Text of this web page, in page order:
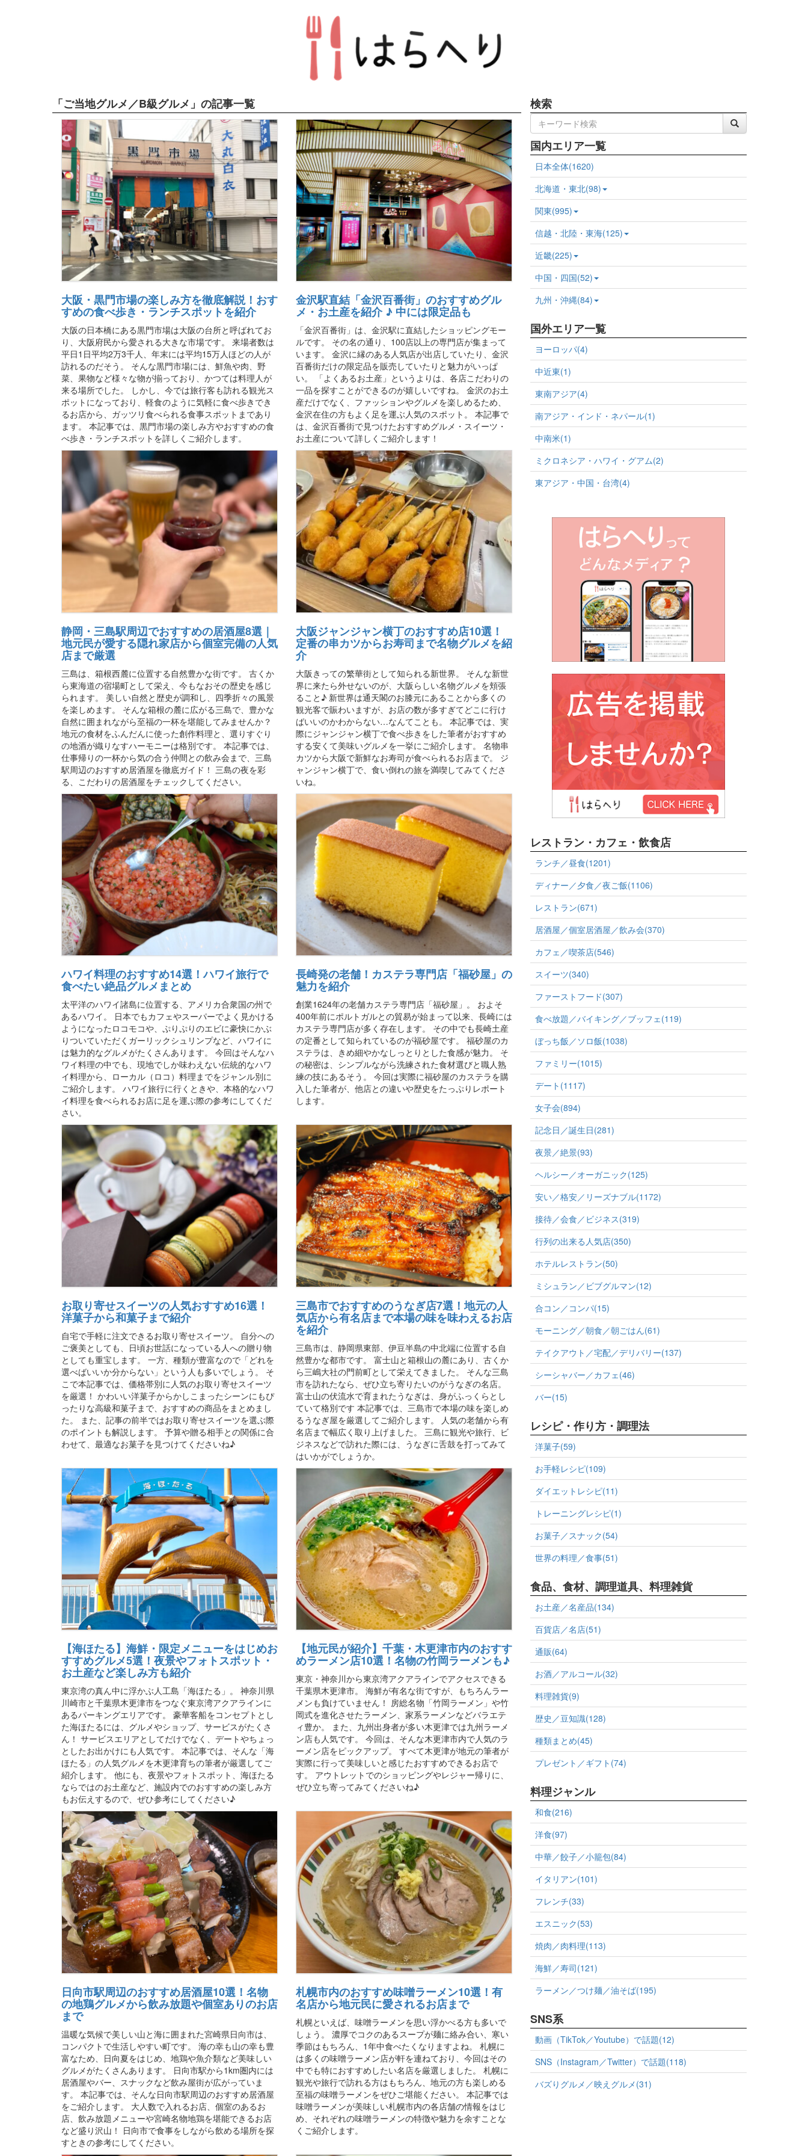
「ご当地グルメ／B級グルメ」の記事一覧
大阪・黒門市場の楽しみ方を徹底解説！おす
すめの食べ歩き・ランチスポットを紹介
大阪の日本橋にある黒門市場は大阪の台所と呼ばれてお
り、大阪府民から愛される大きな市場です。 来場者数は
平日1日平均2万3千人、年末には平均15万人ほどの人が
訪れるのだそう。 そんな黒門市場には、鮮魚や肉、野
菜、果物など様々な物が揃っており、かつては料理人が
来る場所でした。 しかし、今では旅行客も訪れる観光ス
ポットになっており、軽食のように気軽に食べ歩きでき
るお店から、ガッツリ食べられる食事スポットまであり
ます。 本記事では、黒門市場の楽しみ方やおすすめの食
べ歩き・ランチスポットを詳しくご紹介します。
金沢駅直結「金沢百番街」のおすすめグル
メ・お土産を紹介 ♪ 中には限定品も
「金沢百番街」は、金沢駅に直結したショッピングモー
ルです。 その名の通り、100店以上の専門店が集まって
います。 金沢に縁のある人気店が出店していたり、金沢
百番街だけの限定品を販売していたりと魅力がいっぱ
い。 「よくあるお土産」というよりは、各店こだわりの
一品を探すことができるのが嬉しいですね。 金沢のお土
産だけでなく、ファッションやグルメを楽しめるため、
金沢在住の方もよく足を運ぶ人気のスポット。 本記事で
は、金沢百番街で見つけたおすすめグルメ・スイーツ・
お土産について詳しくご紹介します！
静岡・三島駅周辺でおすすめの居酒屋8選｜
地元民が愛する隠れ家店から個室完備の人気
店まで厳選
三島は、箱根西麓に位置する自然豊かな街です。 古くか
ら東海道の宿場町として栄え、今もなおその歴史を感じ
られます。 美しい自然と歴史が調和し、四季折々の風景
を楽しめます。 そんな箱根の麓に広がる三島で、豊かな
自然に囲まれながら至福の一杯を堪能してみませんか？
地元の食材をふんだんに使った創作料理と、選りすぐり
の地酒が織りなすハーモニーは格別です。 本記事では、
仕事帰りの一杯から気の合う仲間との飲み会まで、三島
駅周辺のおすすめ居酒屋を徹底ガイド！ 三島の夜を彩
る、こだわりの居酒屋をチェックしてください。
大阪ジャンジャン横丁のおすすめ店10選！
定番の串カツからお寿司まで名物グルメを紹
介
大阪きっての繁華街として知られる新世界。 そんな新世
界に来たら外せないのが、大阪らしい名物グルメを頬張
ること♪ 新世界は通天閣のお膝元にあることから多くの
観光客で賑わいますが、お店の数が多すぎてどこに行け
ばいいのかわからない…なんてことも。 本記事では、実
際にジャンジャン横丁で食べ歩きをした筆者がおすすめ
する安くて美味いグルメを一挙にご紹介します。 名物串
カツから大阪で新鮮なお寿司が食べられるお店まで。 ジ
ャンジャン横丁で、食い倒れの旅を満喫してみてくださ
いね。
ハワイ料理のおすすめ14選！ハワイ旅行で
食べたい絶品グルメまとめ
太平洋のハワイ諸島に位置する、アメリカ合衆国の州で
あるハワイ。 日本でもカフェやスーパーでよく見かける
ようになったロコモコや、ぷりぷりのエビに豪快にかぶ
りついていただくガーリックシュリンプなど、ハワイに
は魅力的なグルメがたくさんあります。 今回はそんなハ
ワイ料理の中でも、現地でしか味わえない伝統的なハワ
イ料理から、ローカル（ロコ）料理までをジャンル別に
ご紹介します。 ハワイ旅行に行くときや、本格的なハワ
イ料理を食べられるお店に足を運ぶ際の参考にしてくだ
さい。
長崎発の老舗！カステラ専門店「福砂屋」の
魅力を紹介
創業1624年の老舗カステラ専門店「福砂屋」。 およそ
400年前にポルトガルとの貿易が始まって以来、長崎には
カステラ専門店が多く存在します。 その中でも長崎土産
の定番として知られているのが福砂屋です。 福砂屋のカ
ステラは、きめ細やかなしっとりとした食感が魅力。 そ
の秘密は、シンプルながら洗練された食材選びと職人熟
練の技にあるそう。 今回は実際に福砂屋のカステラを購
入した筆者が、他店との違いや歴史をたっぷりレポート
します。
お取り寄せスイーツの人気おすすめ16選！
洋菓子から和菓子まで紹介
自宅で手軽に注文できるお取り寄せスイーツ。 自分への
ご褒美としても、日頃お世話になっている人への贈り物
としても重宝します。 一方、種類が豊富なので「どれを
選べばいいか分からない」という人も多いでしょう。 そ
こで本記事では、価格帯別に人気のお取り寄せスイーツ
を厳選！ かわいい洋菓子からかしこまったシーンにもぴ
ったりな高級和菓子まで、おすすめの商品をまとめまし
た。 また、記事の前半ではお取り寄せスイーツを選ぶ際
のポイントも解説します。 予算や贈る相手との関係に合
わせて、最適なお菓子を見つけてくださいね♪
三島市でおすすめのうなぎ店7選！地元の人
気店から有名店まで本場の味を味わえるお店
を紹介
三島市は、静岡県東部、伊豆半島の中北端に位置する自
然豊かな都市です。 富士山と箱根山の麓にあり、古くか
ら三嶋大社の門前町として栄えてきました。 そんな三島
市を訪れたなら、ぜひ立ち寄りたいのがうなぎの名店。
富士山の伏流水で育まれたうなぎは、身がふっくらとし
ていて格別です 本記事では、三島市で本場の味を楽しめ
るうなぎ屋を厳選してご紹介します。 人気の老舗から有
名店まで幅広く取り上げました。 三島に観光や旅行、ビ
ジネスなどで訪れた際には、うなぎに舌鼓を打ってみて
はいかがでしょうか。
【海ほたる】海鮮・限定メニューをはじめお
すすめグルメ5選！夜景やフォトスポット・
お土産など楽しみ方も紹介
東京湾の真ん中に浮かぶ人工島「海ほたる」。 神奈川県
川崎市と千葉県木更津市をつなぐ東京湾アクアラインに
あるパーキングエリアです。 豪華客船をコンセプトとし
た海ほたるには、グルメやショップ、サービスがたくさ
ん！ サービスエリアとしてだけでなく、デートやちょっ
としたお出かけにも人気です。 本記事では、そんな「海
ほたる」の人気グルメを木更津育ちの筆者が厳選してご
紹介します。 他にも、夜景やフォトスポット、海ほたる
ならではのお土産など、施設内でのおすすめの楽しみ方
もお伝えするので、ぜひ参考にしてください♪
【地元民が紹介】千葉・木更津市内のおすす
めラーメン店10選！名物の竹岡ラーメンも♪
東京・神奈川から東京湾アクアラインでアクセスできる
千葉県木更津市。 海鮮が有名な街ですが、もちろんラー
メンも負けていません！ 房総名物「竹岡ラーメン」や竹
岡式を進化させたラーメン、家系ラーメンなどバラエテ
ィ豊か。 また、九州出身者が多い木更津では九州ラーメ
ン店も人気です。 今回は、そんな木更津市内で人気のラ
ーメン店をピックアップ。 すべて木更津が地元の筆者が
実際に行って美味しいと感じたおすすめできるお店で
す。 アウトレットでのショッピングやレジャー帰りに、
ぜひ立ち寄ってみてくださいね♪
日向市駅周辺のおすすめ居酒屋10選！名物
の地鶏グルメから飲み放題や個室ありのお店
まで
温暖な気候で美しい山と海に囲まれた宮崎県日向市は、
コンパクトで生活しやすい町です。 海の幸も山の幸も豊
富なため、日向夏をはじめ、地鶏や魚介類など美味しい
グルメがたくさんあります。 日向市駅から1km圏内には
居酒屋やバー、スナックなど飲み屋街が広がっていま
す。 本記事では、そんな日向市駅周辺のおすすめ居酒屋
をご紹介します。 大人数で入れるお店、個室のあるお
店、飲み放題メニューや宮崎名物地鶏を堪能できるお店
など盛り沢山！ 日向市で食事をしながら飲める場所を探
すときの参考にしてください。
札幌市内のおすすめ味噌ラーメン10選！有
名店から地元民に愛されるお店まで
札幌といえば、味噌ラーメンを思い浮かべる方も多いで
しょう。 濃厚でコクのあるスープが麺に絡み合い、寒い
季節はもちろん、1年中食べたくなりますよね。 札幌に
は多くの味噌ラーメン店が軒を連ねており、今回はその
中でも特におすすめしたい名店を厳選しました。 札幌に
観光や旅行で訪れる方はもちろん、地元の方も楽しめる
至福の味噌ラーメンをぜひご堪能ください。 本記事では
味噌ラーメンが美味しい札幌市内の各店舗の情報をはじ
め、それぞれの味噌ラーメンの特徴や魅力を余すことな
くご紹介します。
検索
国内エリア一覧
日本全体(1620)
北海道・東北(98)
関東(995)
信越・北陸・東海(125)
近畿(225)
中国・四国(52)
九州・沖縄(84)
国外エリア一覧
ヨーロッパ(4)
中近東(1)
東南アジア(4)
南アジア・インド・ネパール(1)
中南米(1)
ミクロネシア・ハワイ・グアム(2)
東アジア・中国・台湾(4)
レストラン・カフェ・飲食店
ランチ／昼食(1201)
ディナー／夕食／夜ご飯(1106)
レストラン(671)
居酒屋／個室居酒屋／飲み会(370)
カフェ／喫茶店(546)
スイーツ(340)
ファーストフード(307)
食べ放題／バイキング／ブッフェ(119)
ぼっち飯／ソロ飯(1038)
ファミリー(1015)
デート(1117)
女子会(894)
記念日／誕生日(281)
夜景／絶景(93)
ヘルシー／オーガニック(125)
安い／格安／リーズナブル(1172)
接待／会食／ビジネス(319)
行列の出来る人気店(350)
ホテルレストラン(50)
ミシュラン／ビブグルマン(12)
合コン／コンパ(15)
モーニング／朝食／朝ごはん(61)
テイクアウト／宅配／デリバリー(137)
シーシャバー／カフェ(46)
バー(15)
レシピ・作り方・調理法
洋菓子(59)
お手軽レシピ(109)
ダイエットレシピ(11)
トレーニングレシピ(1)
お菓子／スナック(54)
世界の料理／食事(51)
食品、食材、調理道具、料理雑貨
お土産／名産品(134)
百貨店／名店(51)
通販(64)
お酒／アルコール(32)
料理雑貨(9)
歴史／豆知識(128)
種類まとめ(45)
プレゼント／ギフト(74)
料理ジャンル
和食(216)
洋食(97)
中華／餃子／小籠包(84)
イタリアン(101)
フレンチ(33)
エスニック(53)
焼肉／肉料理(113)
海鮮／寿司(121)
ラーメン／つけ麺／油そば(195)
SNS系
動画（TikTok／Youtube）で話題(12)
SNS（Instagram／Twitter）で話題(118)
バズりグルメ／映えグルメ(31)